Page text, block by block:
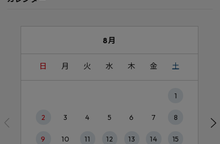
8月
日 月 火 水 木 金 土
1
2 3 4 5 6 7 8
9 10 11 12 13 14 15